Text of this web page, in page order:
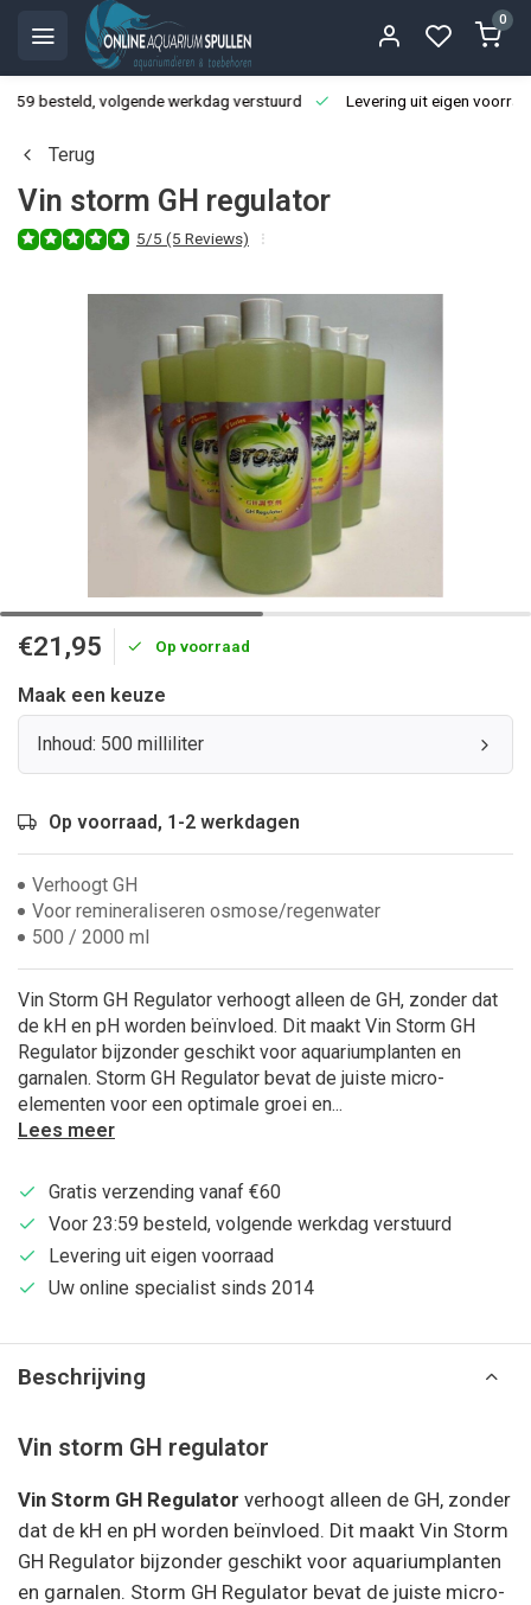
0
besteld, volgende werkdag verstuurd Levering uit eigen
Terug
Vin storm GH regulator
5/5 (5 Reviews)
€21,95 Op voorraad
Maak een keuze
Inhoud: 500 milliliter
Op voorraad, 1-2 werkdagen
Verhoogt GH
Voor remineraliseren osmose/regenwater
500 / 2000 ml
Vin Storm GH Regulator verhoogt alleen de GH, zonder dat
de kH en pH worden beïnvloed. Dit maakt Vin Storm GH
Regulator bijzonder geschikt voor aquariumplanten en
garnalen. Storm GH Regulator bevat de juiste micro-
elementen voor een optimale groei en...
Lees meer
Gratis verzending vanaf €60
Voor 23:59 besteld, volgende werkdag verstuurd
Levering uit eigen voorraad
Uw online specialist sinds 2014
Beschrijving
Vin storm GH regulator
Vin Storm GH Regulator verhoogt alleen de GH, zonder
dat de kH en pH worden beïnvloed. Dit maakt Vin Storm
GH Regulator bijzonder geschikt voor aquariumplanten
en garnalen. Storm GH Regulator bevat de juiste micro-